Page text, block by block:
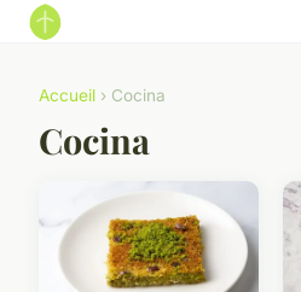
Accueil › Cocina
Cocina